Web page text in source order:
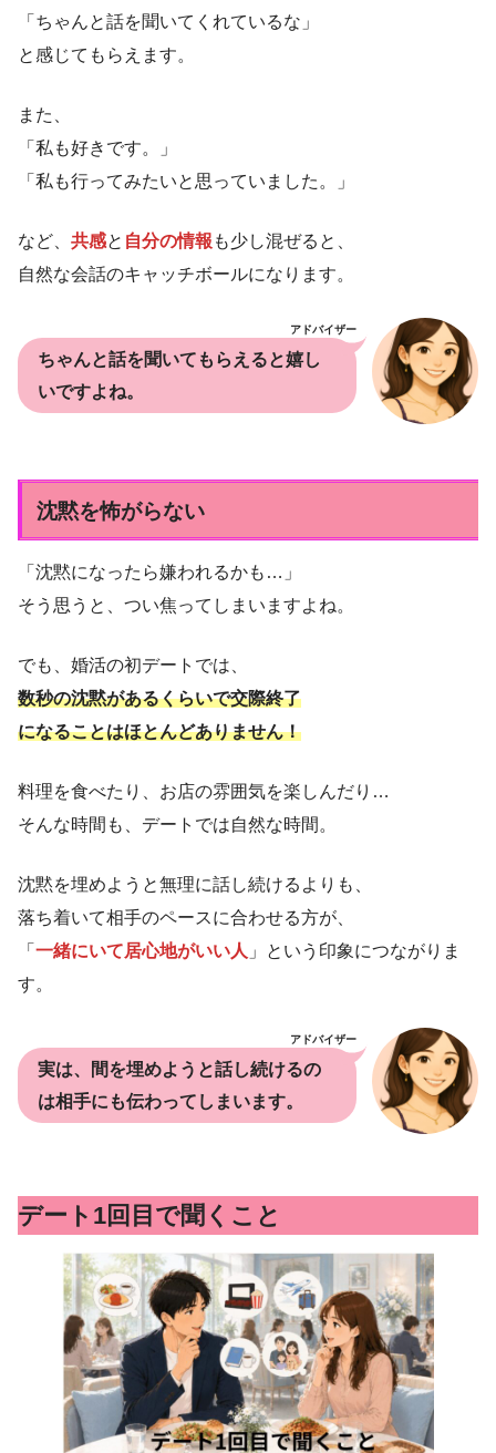
「ちゃんと話を聞いてくれているな」
と感じてもらえます。
また、
「私も好きです。」
「私も行ってみたいと思っていました。」
など、 共感と 自分の情報 も少し混ぜると、
自然な会話のキャッチボールになります。
アドバイザー
ちゃんと話を聞いてもらえると嬉し
いですよね。
沈黙を怖がらない
「沈黙になったら嫌われるかも…」
そう思うと、つい焦ってしまいますよね。
でも、婚活の初デートでは、
数秒の沈黙があるくらいで交際終了
になることはほとんどありません！
料理を食べたり、お店の雰囲気を楽しんだり…
そんな時間も、デートでは自然な時間。
沈黙を埋めようと無理に話し続けるよりも、
落ち着いて相手のペースに合わせる方が、
「 一緒にいて居心地がいい人 」という印象につながりま
す。
アドバイザー
実は、間を埋めようと話し続けるの
は相手にも伝わってしまいます。
デート1回目で聞くこと